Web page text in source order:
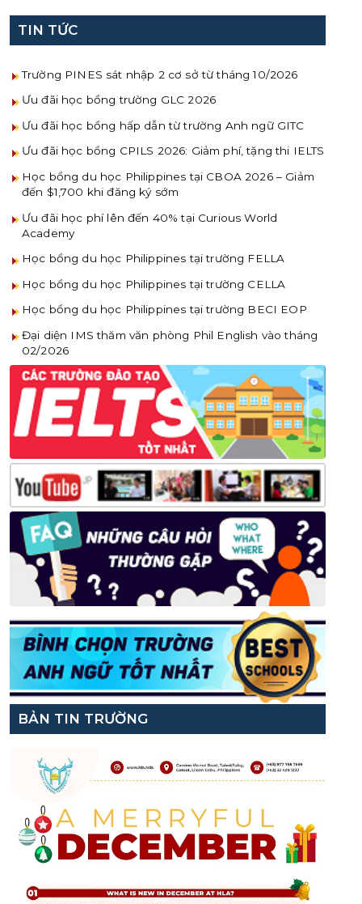
TIN TỨC
Trường PINES sát nhập 2 cơ sở từ tháng 10/2026
Ưu đãi học bổng trường GLC 2026
Ưu đãi học bổng hấp dẫn từ trường Anh ngữ GITC
Ưu đãi học bổng CPILS 2026: Giảm phí, tặng thi IELTS
Học bổng du học Philippines tại CBOA 2026 – Giảm
đến $1,700 khi đăng ký sớm
Ưu đãi học phí lên đến 40% tại Curious World
Academy
Học bổng du học Philippines tại trường FELLA
Học bổng du học Philippines tại trường CELLA
Học bổng du học Philippines tại trường BECI EOP
Đại diện IMS thăm văn phòng Phil English vào tháng
02/2026
BẢN TIN TRƯỜNG